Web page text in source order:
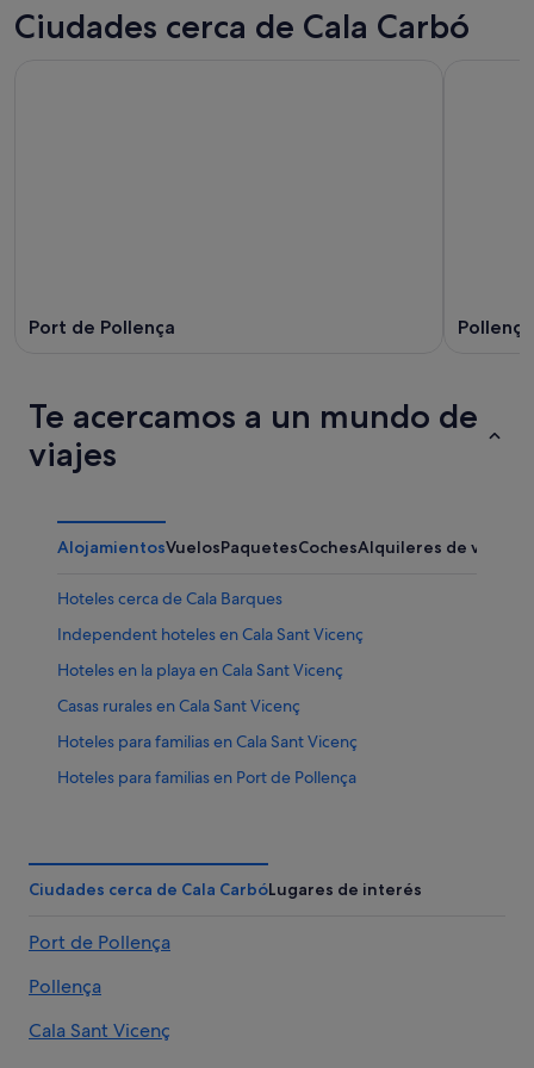
Ciudades cerca de Cala Carbó
Port de Pollença Pollença
Te acercamos a un mundo de
viajes
AlojamientosVuelosPaquetesCochesAlquileres de
Hoteles cerca de Cala Barques
Independent hoteles en Cala Sant Vicenç
Hoteles en la playa en Cala Sant Vicenç
Casas rurales en Cala Sant Vicenç
Hoteles para familias en Cala Sant Vicenç
Hoteles para familias en Port de Pollença
Complejos turísticos en Port de Pollença
Villas en Port de Pollença
Hoteles cerca de Puerto de Pollensa
B&B en Cala Sant Vicenç
Ciudades cerca de Cala CarbóLugares de interés
Port de Pollença
Pollença
Cala Sant Vicenç